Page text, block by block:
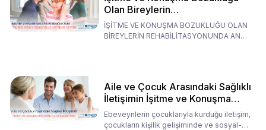
Olan Bireylerin
Rehabilitasyonunda Ana
Babaların Tutumları
İŞİTME VE KONUŞMA BOZUKLUĞU OLAN
BİREYLERİN REHABİLİTASYONUNDA ANA
Aile ve Çocuk Arasındaki Sağlıklı
İletişimin İşitme ve Konuşma
Rehabilitasyonundaki Rolü
Ebeveynlerin çocuklarıyla kurduğu iletişim,
çocukların kişilik gelişiminde ve sosyal-